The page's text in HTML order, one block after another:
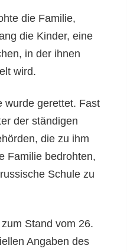
die Familie,
die Kinder, eine
in der ihnen
wird.
wurde gerettet. Fast
der ständigen
die zu ihm
Familie bedrohten,
Schule zu
Stand vom 26.
Angaben des